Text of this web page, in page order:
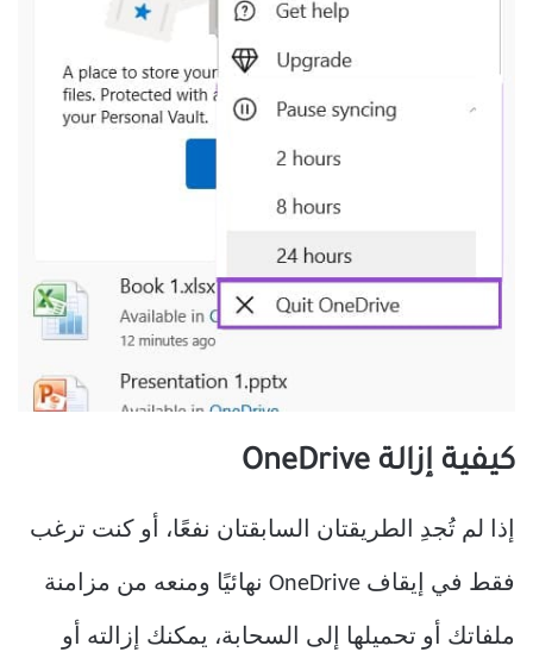
كيفية إزالة OneDrive
إذا لم تُجدِ الطريقتان السابقتان نفعًا، أو كنت ترغب
فقط في إيقاف OneDrive نهائيًا ومنعه من مزامنة
ملفاتك أو تحميلها إلى السحابة، يمكنك إزالته أو